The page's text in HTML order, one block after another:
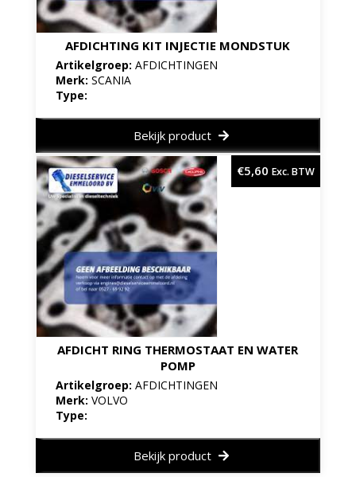
AFDICHTING KIT INJECTIE MONDSTUK
Artikelgroep: AFDICHTINGEN
Merk: SCANIA
Type:
Bekijk product
AFDICHT RING THERMOSTAAT EN WATER
POMP
Artikelgroep: AFDICHTINGEN
Merk: VOLVO
Type:
€5,60 Exc. BTW
Bekijk product